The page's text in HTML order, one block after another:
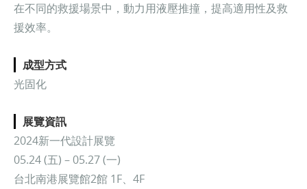
在不同的救援場景中，動力用液壓推撞，提高適用性及救
援效率。
成型方式
光固化
展覽資訊
2024新一代設計展覽
05.24 (五) – 05.27 (一)
台北南港展覽館2館 1F、4F